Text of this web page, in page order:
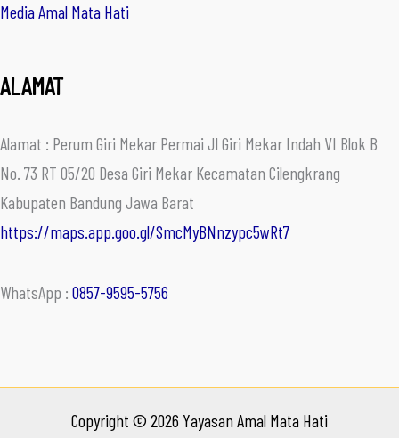
Media Amal Mata Hati
ALAMAT
Alamat : Perum Giri Mekar Permai Jl Giri Mekar Indah VI Blok B
No. 73 RT 05/20 Desa Giri Mekar Kecamatan Cilengkrang
Kabupaten Bandung Jawa Barat
https://maps.app.goo.gl/SmcMyBNnzypc5wRt7
WhatsApp : 0857-9595-5756
Copyright © 2026 Yayasan Amal Mata Hati